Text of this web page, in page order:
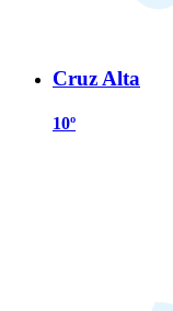
Cruz Alta
10º